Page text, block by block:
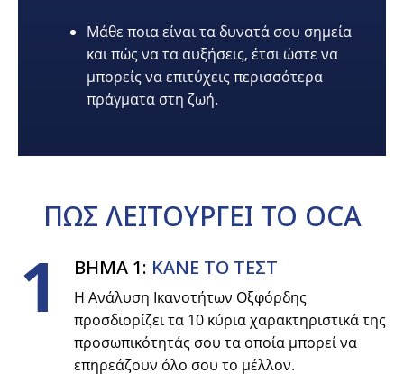
Μάθε ποια είναι τα δυνατά σου σημεία
και πώς να τα αυξήσεις, έτσι ώστε να
μπορείς να επιτύχεις περισσότερα
πράγματα στη ζωή.
ΠΩΣ ΛΕΙΤΟΥΡΓΕΙ ΤΟ OCA
1 ΒΗΜΑ 1: ΚΑΝΕ ΤΟ ΤΕΣΤ
Η Ανάλυση Ικανοτήτων Οξφόρδης
προσδιορίζει τα 10 κύρια χαρακτηριστικά της
προσωπικότητάς σου τα οποία μπορεί να
επηρεάζουν όλο σου το μέλλον.